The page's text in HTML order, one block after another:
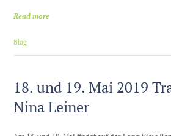
Read more
Blog
18. und 19. Mai 2019
Nina Leiner